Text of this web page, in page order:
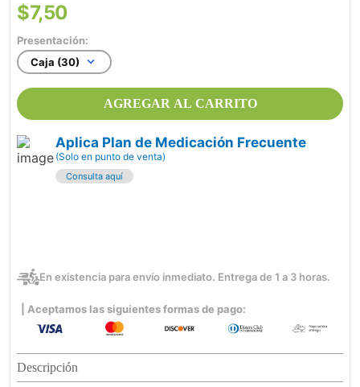
$7,50
Presentación:
Caja (30)
AGREGAR AL CARRITO
Aplica Plan de Medicación Frecuente
(Solo en punto de venta)
Consulta aquí
En existencia para envío inmediato. Entrega de 1 a 3 horas.
| Aceptamos las siguientes formas de pago:
Descripción